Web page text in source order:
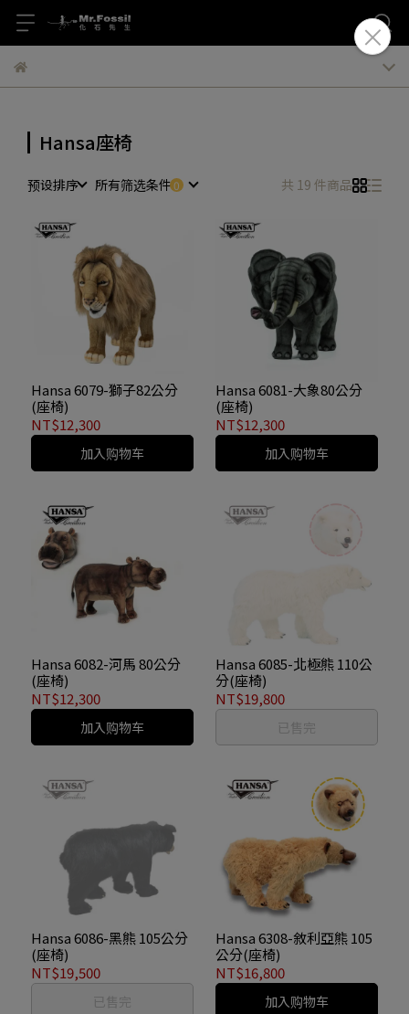
Hansa座椅
预设排序 所有筛选条件 共 19 件商品
Hansa 6079-獅子82公分
(座椅)
NT$12,300
加入购物车
Hansa 6081-大象80公分
(座椅)
NT$12,300
加入购物车
Hansa 6082-河馬 80公分
(座椅)
NT$12,300
加入购物车
Hansa 6085-北極熊 110公
分(座椅)
NT$19,800
已售完
Hansa 6086-黑熊 105公分
(座椅)
NT$19,500
已售完
Hansa 6308-敘利亞熊 105
公分(座椅)
NT$16,800
加入购物车